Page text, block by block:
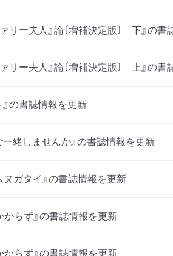
ァリー夫人』論〔増補決定版〕 下』の
ァリー夫人』論〔増補決定版〕 上』の
』の書誌情報を更新
一緒しませんか』の書誌情報を更新
ヌガタイ』の書誌情報を更新
からず』の書誌情報を更新
からず』の書誌情報を更新